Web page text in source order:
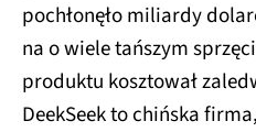
pochłonęło miliardy
na o wiele tańszym
produktu kosztował
DeekSeek to chińska